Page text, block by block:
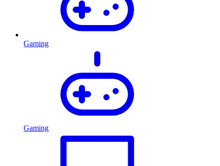
Gaming
Gaming